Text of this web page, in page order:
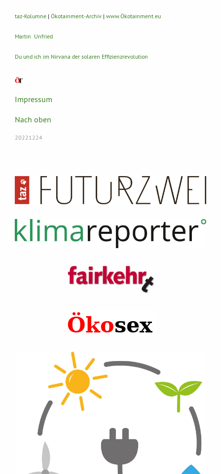
taz-Kolumne | Ökotainment-Archiv | www.Ökotainment.eu
Martin Unfried
Du und ich im Nirvana der solaren Effizienzrevolution
Impressum
Nach oben
20221224